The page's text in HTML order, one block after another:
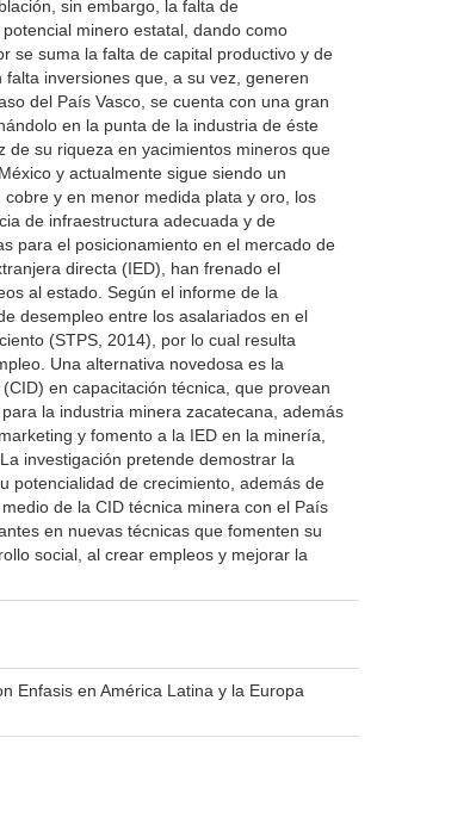
sin embargo, la falta de
minero estatal, dando como
se suma la falta de capital productivo y de
inversiones que, a su vez, generen
del País Vasco, se cuenta con una gran
en la punta de la industria de éste
de su riqueza en yacimientos mineros que
y actualmente sigue siendo un
y en menor medida plata y oro, los
de infraestructura adecuada y de
para el posicionamiento en el mercado de
directa (IED), han frenado el
al estado. Según el informe de la
desempleo entre los asalariados en el
(STPS, 2014), por lo cual resulta
Una alternativa novedosa es la
en capacitación técnica, que provean
la industria minera zacatecana, además
y fomento a la IED en la minería,
investigación pretende demostrar la
potencialidad de crecimiento, además de
de la CID técnica minera con el País
en nuevas técnicas que fomenten su
social, al crear empleos y mejorar la
Enfasis en América Latina y la Europa